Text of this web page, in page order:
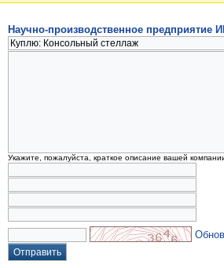
Научно-производственное предприятие
Укажите, пожалуйста, краткое описание вашей